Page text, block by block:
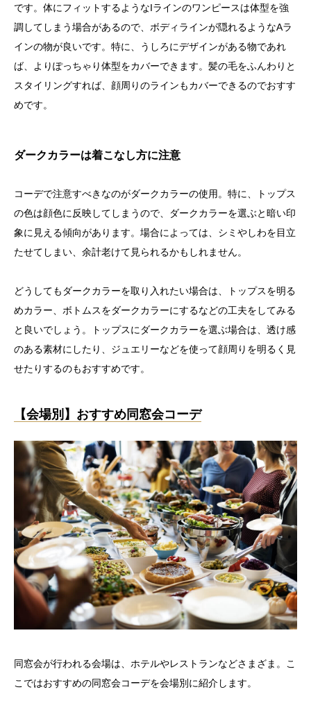
です。体にフィットするようなIラインのワンピースは体型を強
調してしまう場合があるので、ボディラインが隠れるようなAラ
インの物が良いです。特に、うしろにデザインがある物であれ
ば、よりぽっちゃり体型をカバーできます。髪の毛をふんわりと
スタイリングすれば、顔周りのラインもカバーできるのでおすす
めです。
ダークカラーは着こなし方に注意
コーデで注意すべきなのがダークカラーの使用。特に、トップス
の色は顔色に反映してしまうので、ダークカラーを選ぶと暗い印
象に見える傾向があります。場合によっては、シミやしわを目立
たせてしまい、余計老けて見られるかもしれません。
どうしてもダークカラーを取り入れたい場合は、トップスを明る
めカラー、ボトムスをダークカラーにするなどの工夫をしてみる
と良いでしょう。トップスにダークカラーを選ぶ場合は、透け感
のある素材にしたり、ジュエリーなどを使って顔周りを明るく見
せたりするのもおすすめです。
【会場別】おすすめ同窓会コーデ
同窓会が行われる会場は、ホテルやレストランなどさまざま。こ
こではおすすめの同窓会コーデを会場別に紹介します。